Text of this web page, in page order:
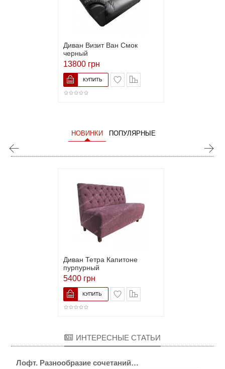
Диван Визит Ван Смок
черный
13800 грн
НОВИНКИ ПОПУЛЯРНЫЕ
Диван Тетра Капитоне
пурпурный
5400 грн
ИНТЕРЕСНЫЕ СТАТЬИ
Лофт. Разнообразие сочетаний…